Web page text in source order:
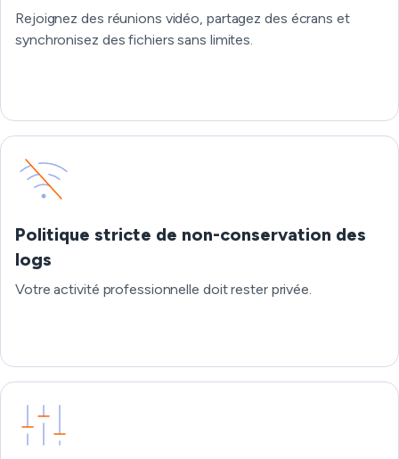
Rejoignez des réunions vidéo, partagez des écrans et
synchronisez des fichiers sans limites.
Politique stricte de non-conservation des
logs
Votre activité professionnelle doit rester privée.